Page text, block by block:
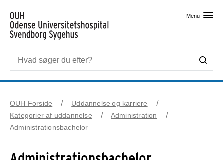
Menu
OUH Forside
Uddannelse og karriere
Kategorier af uddannelse
Administration
Administrationsbachelor